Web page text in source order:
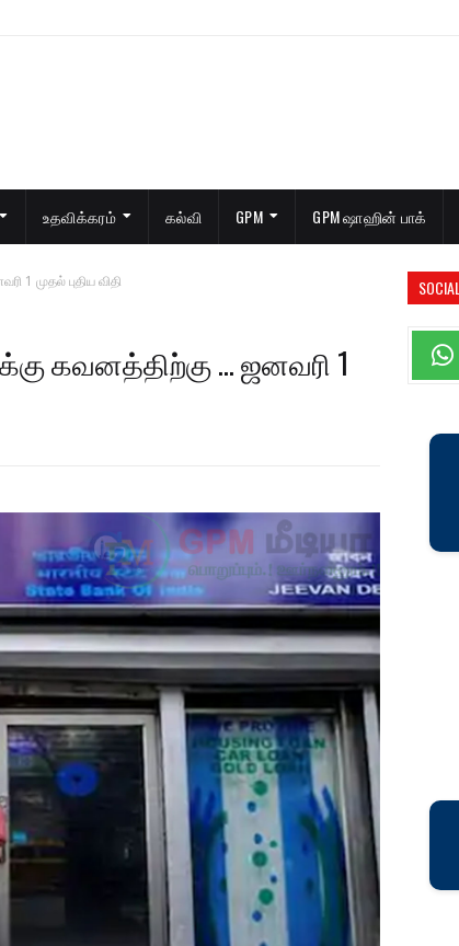
உதவிக்கரம் கல்வி GPM GPM ஷாஹின் பாக்
1 முதல் புதிய விதி
கவனத்திற்கு ... ஜனவரி 1